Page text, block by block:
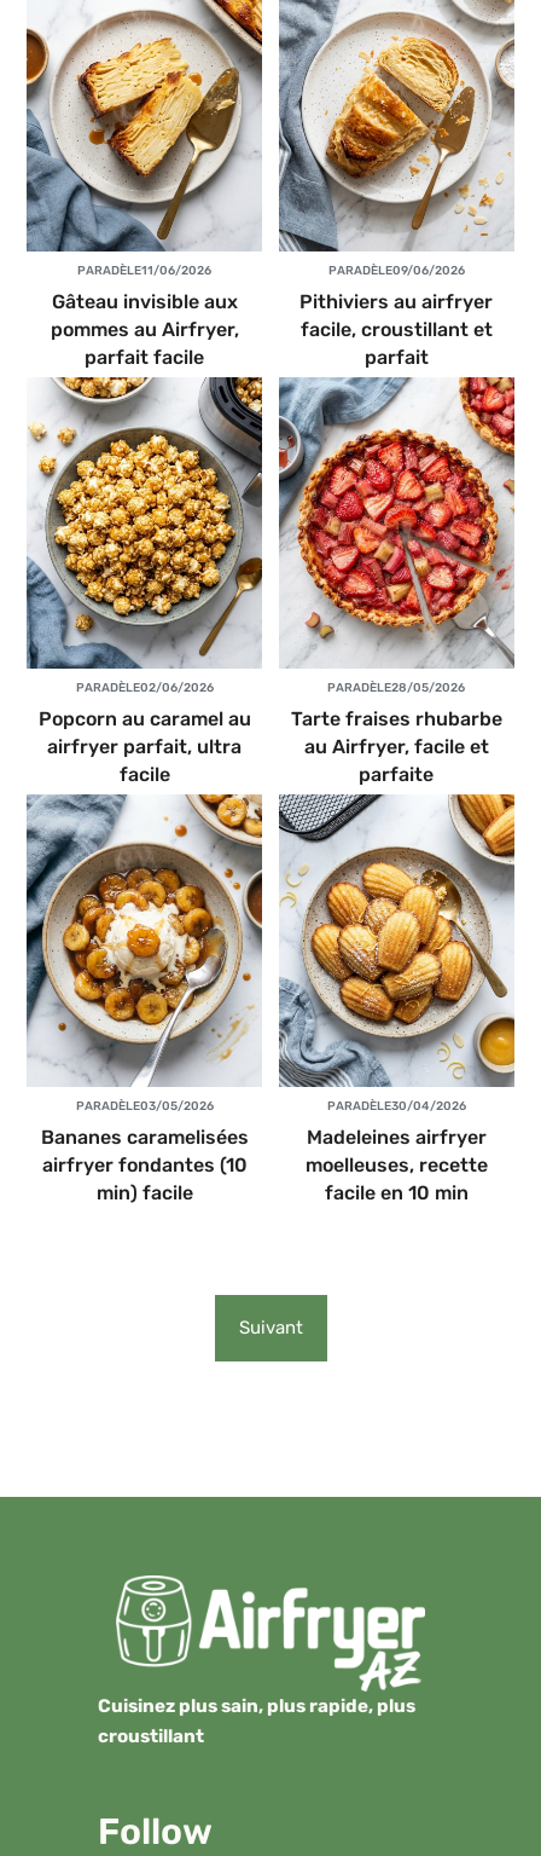
PARADÈLE11/06/2026
Gâteau invisible aux
pommes au Airfryer,
parfait facile
PARADÈLE09/06/2026
Pithiviers au airfryer
facile, croustillant et
parfait
PARADÈLE02/06/2026
Popcorn au caramel au
airfryer parfait, ultra
facile
PARADÈLE28/05/2026
Tarte fraises rhubarbe
au Airfryer, facile et
parfaite
PARADÈLE03/05/2026
Bananes caramelisées
airfryer fondantes (10
min) facile
PARADÈLE30/04/2026
Madeleines airfryer
moelleuses, recette
facile en 10 min
Suivant
Cuisinez plus sain, plus rapide, plus
croustillant
Follow